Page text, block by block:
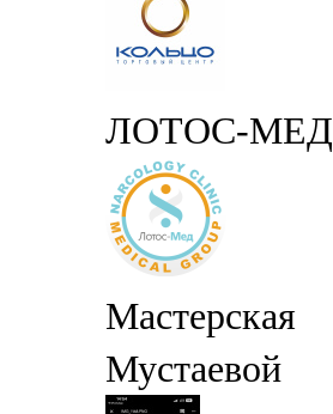
ЛОТОС-МЕД
Мастерская
Мустаевой